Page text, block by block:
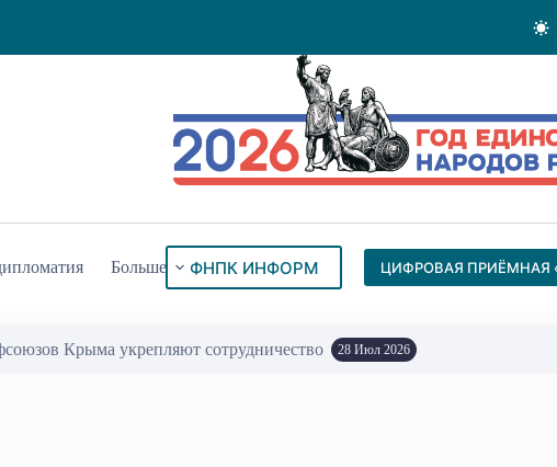
Больше ФНПК ИНФОРМ ЦИФРОВАЯ ПРИЁМНАЯ
Крыма укрепляют сотрудничество 28 Июл 2026